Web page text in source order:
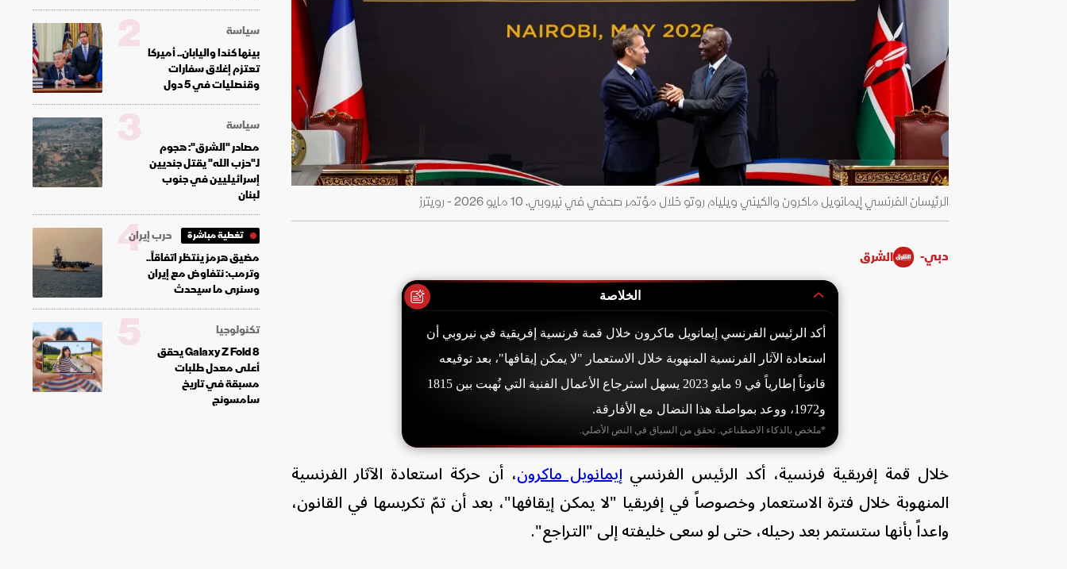
الرئيسان الفرنسي إيمانويل ماكرون والكيني ويليام روتو خلال مؤتمر صحفي في نيروبي. 10 مايو 2026 - رويترز
دبي- الشرق
الخلاصة
أكد الرئيس الفرنسي إيمانويل ماكرون خلال قمة فرنسية إفريقية في نيروبي أن
استعادة الآثار الفرنسية المنهوبة خلال الاستعمار "لا يمكن إيقافها"، بعد توقيعه
قانوناً إطارياً في 9 مايو 2023 يسهل استرجاع الأعمال الفنية التي نُهبت بين 1815
و1972، ووعد بمواصلة هذا النضال مع الأفارقة.
*ملخص بالذكاء الاصطناعي. تحقق من السياق في النص الأصلي.
خلال قمة إفريقية فرنسية، أكد الرئيس الفرنسيإيمانويل ماكرون، أن حركة استعادة الآثار الفرنسية
المنهوبة خلال فترة الاستعمار وخصوصاً في إفريقيا "لا يمكن إيقافها"، بعد أن تمّ تكريسها في القانون،
واعداً بأنها ستستمر بعد رحيله، حتى لو سعى خليفته إلى "التراجع".
سياسة
بينها كندا واليابان.. أميركا
تعتزم إغلاق سفارات
وقنصليات في 5 دول
2
سياسة
مصادر "الشرق": هجوم
لـ"حزب الله" يقتل جنديين
إسرائيليين في جنوب
لبنان
3
تغطية مباشرة
حرب إيران
مضيق هرمز ينتظر اتفاقاً..
وترمب: نتفاوض مع إيران
وسنرى ما سيحدث
4
تكنولوجيا
Galaxy Z Fold 8 يحقق
أعلى معدل طلبات
مسبقة في تاريخ
سامسونج
5